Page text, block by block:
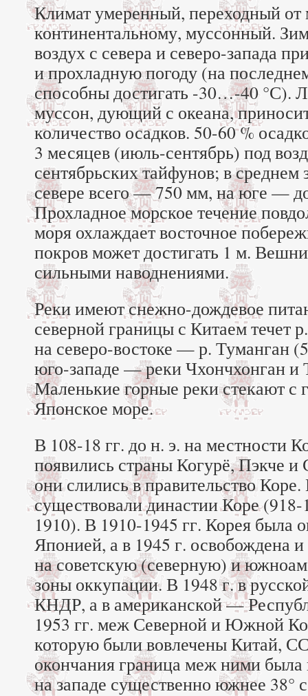
Климат умеренный, переходный от
континентальному, муссонный.
воздух с севера и северо-запада
и прохладную погоду (на
способны достигать -30…-40 °С).
муссон, дующий с океана,
количество осадков. 50-60 %
3 месяцев (июль-сентябрь) под
сентябрьских тайфунов; в
севере всего — 750 мм, на юге —
Прохладное морское течение
моря охлаждает восточное
покров может достигать 1 м.
сильными наводнениями.
Реки имеют снежно-дождевое
северной границы с Китаем течет
на северо-востоке — р. Туманган
юго-западе — реки Чхончхонган и
Маленькие горные реки стекают с
Японское море.
В 108-18 гг. до н. э. на местности
появились страны Когурё, Пэкче и
они слились в правительство
существовали династии Коре
1910). В 1910-1945 гг. Корея была
Японией, а в 1945 г. освобождена
на советскую (северную) и
зоны оккупации. В 1948 г. в
КНДР, а в американской —
1953 гг. меж Северной и Южной
которую были вовлечены Китай,
окончания граница меж ними
на западе существенно южнее 38°